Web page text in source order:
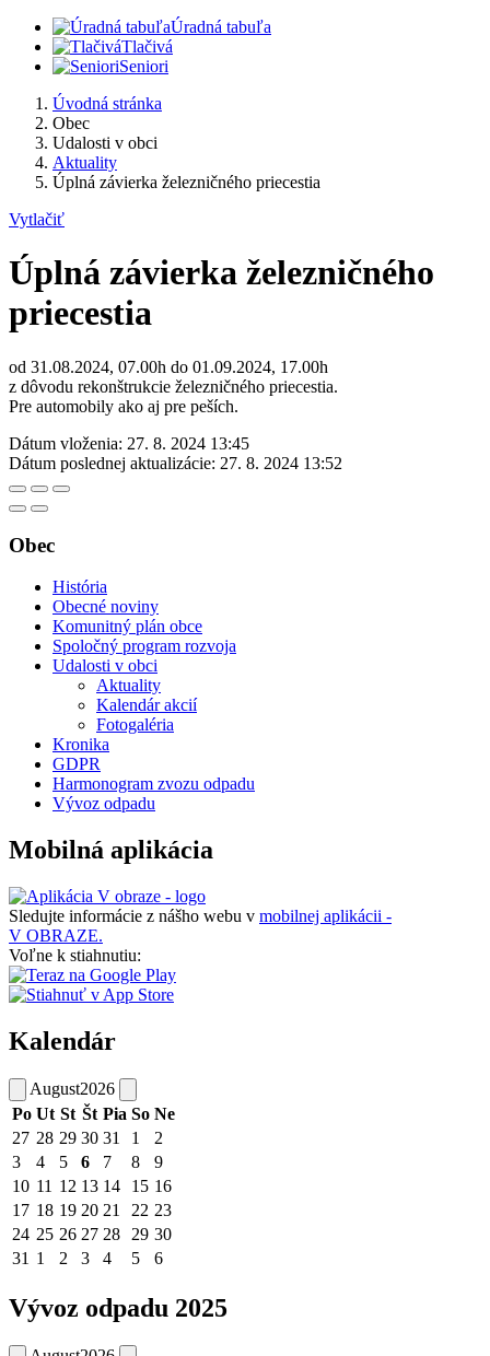
Úradná tabuľa
Tlačivá
Seniori
Úvodná stránka
Obec
Udalosti v obci
Aktuality
Úplná závierka železničného priecestia
Vytlačiť
Úplná závierka železničného
priecestia
od 31.08.2024, 07.00h do 01.09.2024, 17.00h
z dôvodu rekonštrukcie železničného priecestia.
Pre automobily ako aj pre peších.
Dátum vloženia: 27. 8. 2024 13:45
Dátum poslednej aktualizácie: 27. 8. 2024 13:52
Obec
História
Obecné noviny
Komunitný plán obce
Spoločný program rozvoja
Udalosti v obci
Aktuality
Kalendár akcií
Fotogaléria
Kronika
GDPR
Harmonogram zvozu odpadu
Vývoz odpadu
Mobilná aplikácia
Sledujte informácie z nášho webu v mobilnej aplikácii -
V OBRAZE.
Voľne k stiahnutiu:
Kalendár
August2026
Po Ut St Št Pia So Ne
27 28 29 30 31 1
2
3
4 5 6 7 8
9
10 11 12 13 14 15 16
17 18 19 20 21 22 23
24 25 26 27 28 29 30
31 1 2 3 4 5 6
Vývoz odpadu 2025